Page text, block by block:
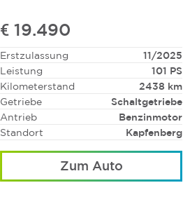
€ 19.490
Erstzulassung
11/2025
Leistung
101 PS
Kilometerstand
2438 km
Getriebe
Schaltgetriebe
Antrieb
Benzinmotor
Standort
Kapfenberg
Zum Auto